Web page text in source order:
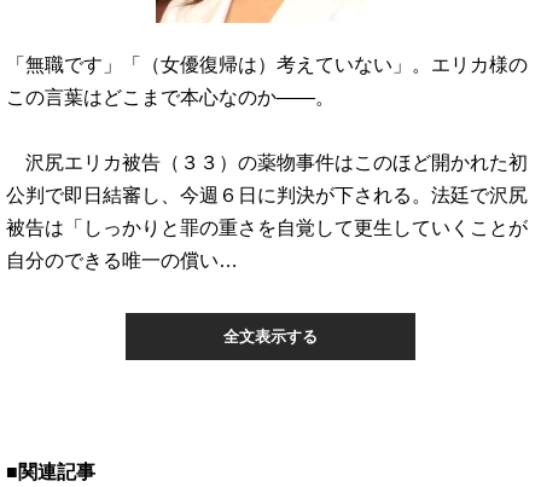
「無職です」「（女優復帰は）考えていない」。エリカ様の
この言葉はどこまで本心なのか――。
沢尻エリカ被告（３３）の薬物事件はこのほど開かれた初
公判で即日結審し、今週６日に判決が下される。法廷で沢尻
被告は「しっかりと罪の重さを自覚して更生していくことが
自分のできる唯一の償い…
全文表示する
■関連記事